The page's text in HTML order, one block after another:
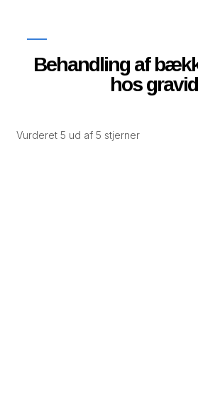
Behandling af
hos
Vurderet 5 ud af 5 stjerner